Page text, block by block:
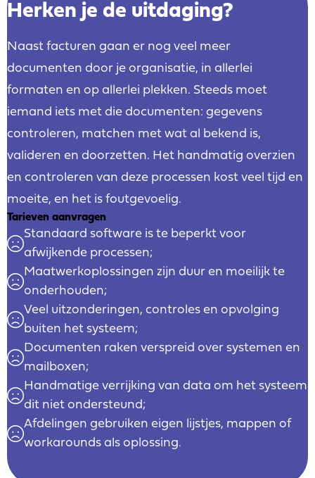
Herken je de uitdaging?
Naast facturen gaan er nog veel meer
documenten door je organisatie, in allerlei
formaten en op allerlei plekken. Steeds moet
iemand iets met die documenten: gegevens
controleren, matchen met wat al bekend is,
valideren en doorzetten. Het handmatig overzien
en controleren van deze processen kost veel tijd en
moeite, en het is foutgevoelig.
Tarieven aanvragen
Standaard software is te beperkt voor
afwijkende processen;
Maatwerkoplossingen zijn duur en moeilijk te
onderhouden;
Veel uitzonderingen, controles en opvolging
buiten het systeem;
Documenten raken verspreid over systemen en
mailboxen;
Handmatige verrijking van data om het systeem
dit niet ondersteund;
Afdelingen gebruiken eigen lijstjes, mappen of
workarounds als oplossing.